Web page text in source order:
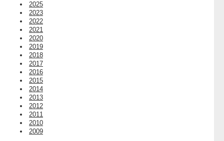
2025
2023
2022
2021
2020
2019
2018
2017
2016
2015
2014
2013
2012
2011
2010
2009